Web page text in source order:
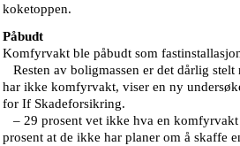
koketoppen.
Påbudt
Komfyrvakt ble påbudt som
Resten av boligmassen er det dårlig
har ikke komfyrvakt, viser en ny
for If Skadeforsikring.
– 29 prosent vet ikke hva en
prosent at de ikke har planer om å skaffe